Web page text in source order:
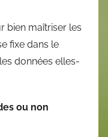
bien maîtriser les
fixe dans le
données elles-
ou non